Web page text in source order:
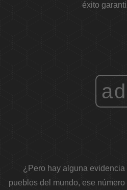
éxito
ad
¿Pero hay alguna
pueblos del mundo, ese